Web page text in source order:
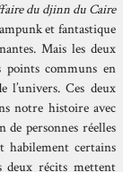
du djinn du Caire
et fantastique
Mais les deux
points communs en
l’univers. Ces deux
notre histoire avec
personnes réelles
habilement certains
deux récits mettent